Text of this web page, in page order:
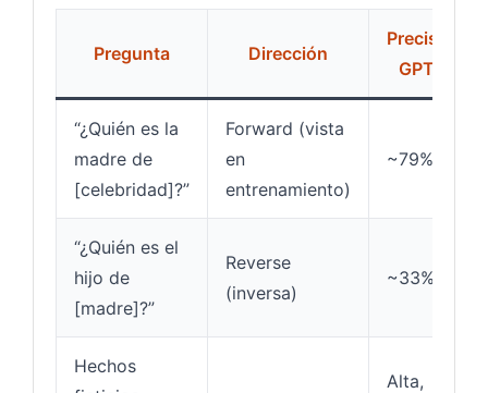
Pregunta Dirección
Precisión
GPT-4
“¿Quién es la
madre de
[celebridad]?”
Forward (vista
en
entrenamiento)
~79%
“¿Quién es el
hijo de
[madre]?”
Reverse
(inversa)
~33%
Hechos
Alta,